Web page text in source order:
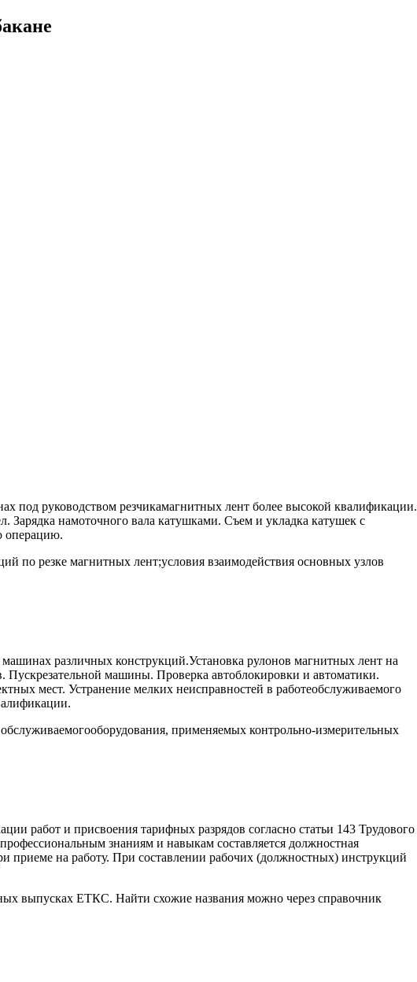
под руководством резчикамагнитных лент более высокой квалификации.
Зарядка намоточного вала катушками. Съем и укладка катушек с
операцию.
по резке магнитных лент;условия взаимодействия основных узлов
различных конструкций.Установка рулонов магнитных лент на
машины. Проверка автоблокировки и автоматики.
мест. Устранение мелких неисправностей в работеобслуживаемого
применяемых контрольно-измерительных
работ и присвоения тарифных разрядов согласно статьи 143 Трудового
знаниям и навыкам составляется должностная
приеме на работу. При составлении рабочих (должностных) инструкций
выпусках ЕТКС. Найти схожие названия можно через справочник